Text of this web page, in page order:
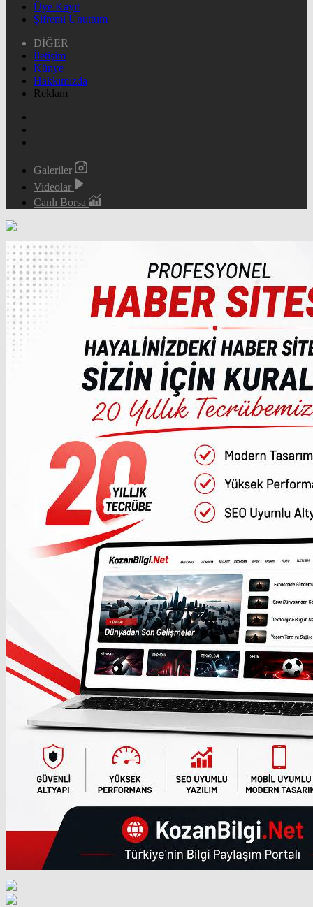
Üye Kayıt
Şifremi Unuttum
DİĞER
İletişim
Künye
Hakkımızda
Reklam
Galeriler
Videolar
Canlı Borsa